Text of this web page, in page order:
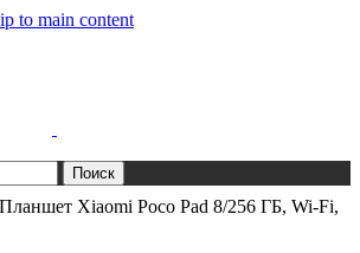
to main content
Поиск
Планшет Xiaomi Poco Pad 8/256 ГБ, Wi-Fi,